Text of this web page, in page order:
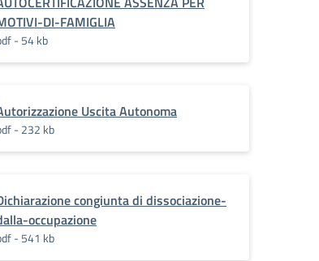
DI-FAMIGLIA
- 54 kb
Uscita Autonoma
- 232 kb
congiunta di dissociazione-
occupazione
- 541 kb